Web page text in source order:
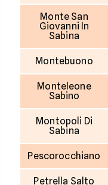
Monte San
Giovanni In
Sabina
Montebuono
Monteleone
Sabino
Montopoli Di
Sabina
Pescorocchiano
Petrella Salto